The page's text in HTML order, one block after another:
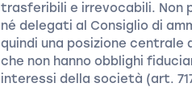
trasferibili e irrevocabili. Non
né delegati al Consiglio di
quindi una posizione
che non hanno obblighi
interessi della società (art.